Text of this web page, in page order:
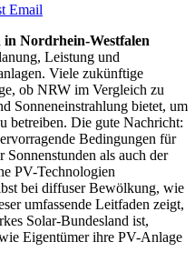
Email
Nordrhein-Westfalen
Leistung und
Viele zukünftige
ob NRW im Vergleich zu
Sonneneinstrahlung bietet, um
betreiben. Die gute Nachricht:
Bedingungen für
als auch der
PV-Technologien
bei diffuser Bewölkung, wie
umfassende Leitfaden zeigt,
Solar-Bundesland ist,
Eigentümer ihre PV-Anlage